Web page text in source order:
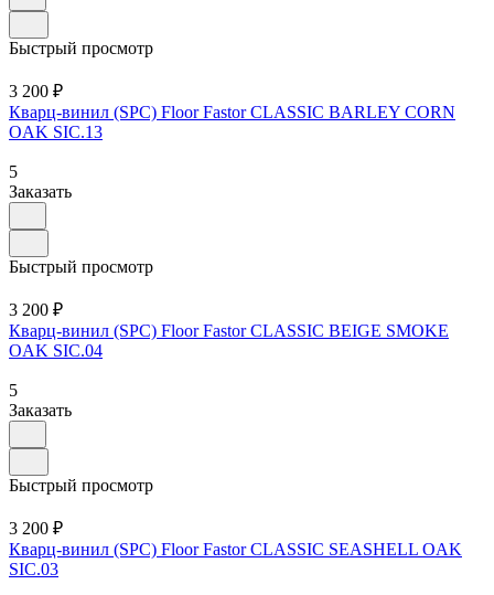
Быстрый просмотр
3 200 ₽
Кварц-винил (SPC) Floor Fastor CLASSIC BARLEY CORN
OAK SIC.13
5
Заказать
Быстрый просмотр
3 200 ₽
Кварц-винил (SPC) Floor Fastor CLASSIC BEIGE SMOKE
OAK SIC.04
5
Заказать
Быстрый просмотр
3 200 ₽
Кварц-винил (SPC) Floor Fastor CLASSIC SEASHELL OAK
SIC.03